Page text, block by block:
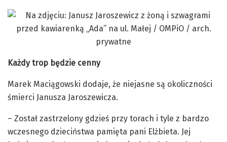
Każdy trop będzie cenny
Marek Maciągowski dodaje, że niejasne są okoliczności
śmierci Janusza Jaroszewicza.
– Został zastrzelony gdzieś przy torach i tyle z bardzo
wczesnego dzieciństwa pamięta pani Elżbieta. Jej